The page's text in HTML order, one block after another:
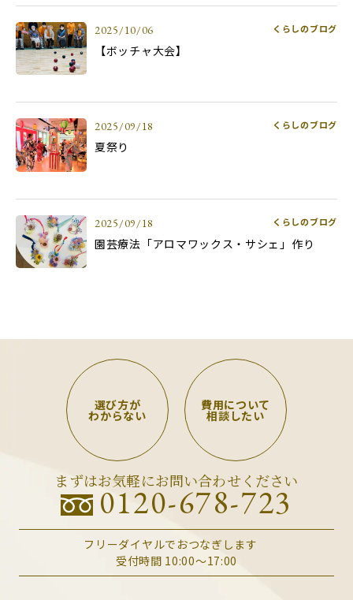
2025/10/06 くらしのブログ
【ボッチャ大会】
2025/09/18 くらしのブログ
夏祭り
2025/09/18 くらしのブログ
園芸療法「アロマワックス・サシェ」作り
選び方が
わからない
まずはお気軽にお問い合わせください
0120-678-723
フリーダイヤルでおつなぎします
受付時間 10:00～17:00
費用について
相談したい